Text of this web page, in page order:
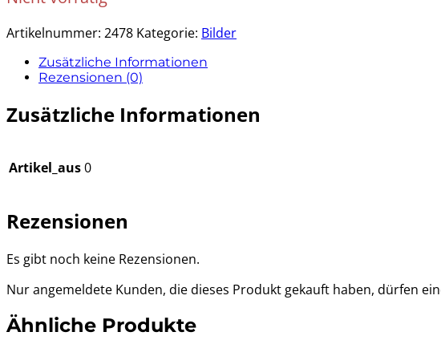
Artikelnummer: 2478 Kategorie: Bilder
Zusätzliche Informationen
Rezensionen (0)
Zusätzliche Informationen
Artikel_aus0
Rezensionen
Es gibt noch keine Rezensionen.
Nur angemeldete Kunden, die dieses Produkt gekauft haben, dürfen
Ähnliche Produkte